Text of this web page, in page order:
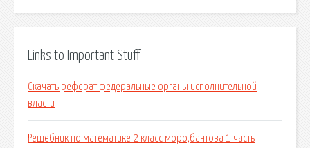
Links to Important Stuff
Скачать реферат федеральные органы исполнительной
власти
Решебник по математике 2 класс моро,бантова 1 часть